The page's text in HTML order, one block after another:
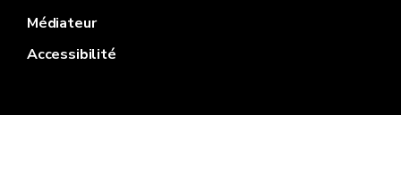
Médiateur
Accessibilité